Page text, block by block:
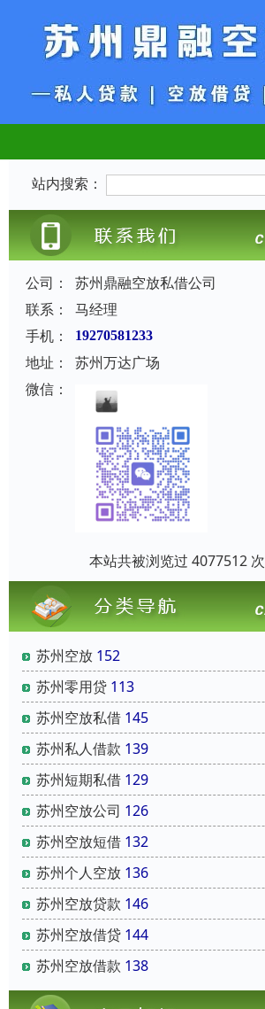
站内搜索：
公司：
苏州鼎融空放私借公司
联系：
马经理
手机：
19270581233
地址：
苏州万达广场
微信：
本站共被浏览过 4077512 次
苏州空放 152
苏州零用贷 113
苏州空放私借 145
苏州私人借款 139
苏州短期私借 129
苏州空放公司 126
苏州空放短借 132
苏州个人空放 136
苏州空放贷款 146
苏州空放借贷 144
苏州空放借款 138